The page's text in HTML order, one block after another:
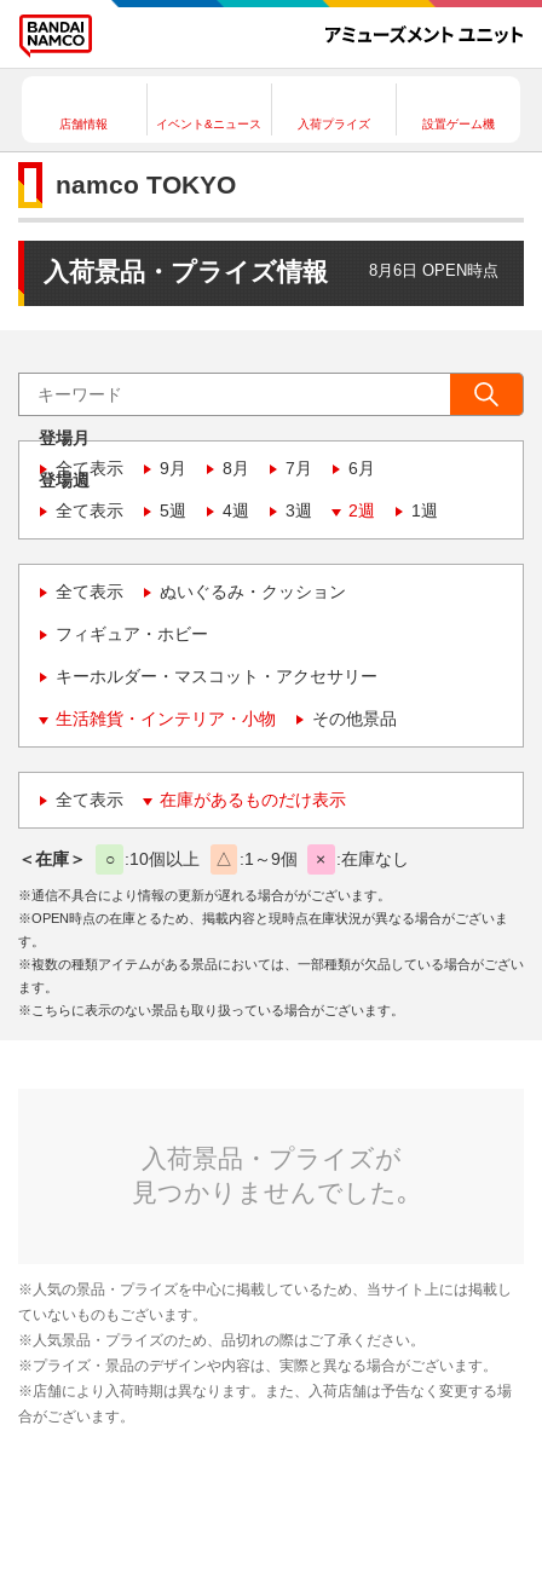
店舗情報 イベント&ニュース 入荷プライズ 設置ゲーム機
namco TOKYO
入荷景品・プライズ情報 8月6日 OPEN時点
登場月
全て表示
9月 8月 7月 6月
登場週
全て表示
5週 4週 3週 2週 1週
全て表示 ぬいぐるみ・クッション
フィギュア・ホビー
キーホルダー・マスコット・アクセサリー
生活雑貨・インテリア・小物 その他景品
全て表示 在庫があるものだけ表示
＜在庫＞ ○ 10個以上 △ 1～9個 × 在庫なし
※通信不具合により情報の更新が遅れる場合ががございます。
※OPEN時点の在庫とるため、掲載内容と現時点在庫状況が異なる場合がございま
す。
※複数の種類アイテムがある景品においては、一部種類が欠品している場合がござい
ます。
※こちらに表示のない景品も取り扱っている場合がございます。